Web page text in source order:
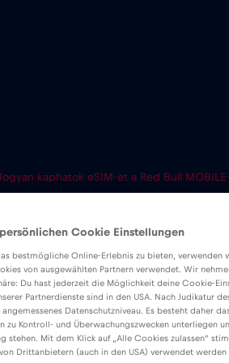
kaphatok eSIM-et a Red Bull
Cookie Einstellungen
bestmögliche Online-Erlebnis zu bieten, verwenden
von ausgewählten Partnern verwendet. Wir
Du hast jederzeit die Möglichkeit deine Cookie-
Partnerdienste sind in den USA. Nach Judikatur
angemessenes Datenschutzniveau. Es besteht daher
zu Kontroll- und Überwachungszwecken unterliegen
stehen. Mit dem Klick auf „Alle Cookies zulassen“
Drittanbietern (auch in den USA) verwendet werden